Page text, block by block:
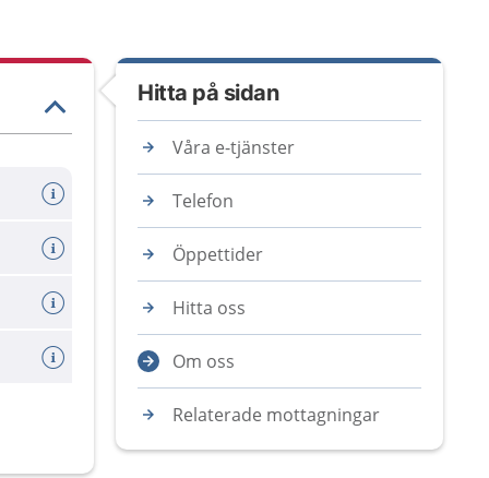
Hitta på sidan
Våra e-tjänster
Telefon
Öppettider
Hitta oss
Om oss
Relaterade mottagningar